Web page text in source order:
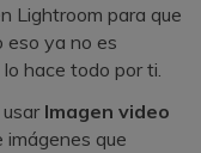
Lightroom para que
eso ya no es
hace todo por ti.󠀲󠀡󠀠󠀦󠀣󠀩󠀣󠀣󠀧󠀳
Imagen video
imágenes que